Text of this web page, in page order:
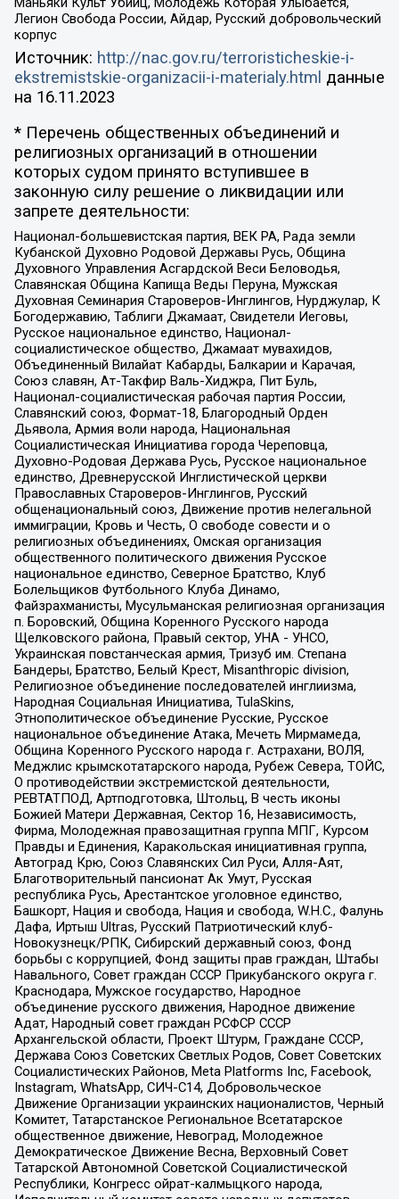
Легион Свобода России, Айдар, Русский добровольческий
корпус
Источник: http://nac.gov.ru/terroristicheskie-i-
ekstremistskie-organizacii-i-materialy.html данные
на 16.11.2023
* Перечень общественных объединений и
религиозных организаций в отношении
которых судом принято вступившее в
законную силу решение о ликвидации или
запрете деятельности:
Национал-большевистская партия, ВЕК РА, Рада земли
Кубанской Духовно Родовой Державы Русь, Община
Духовного Управления Асгардской Веси Беловодья,
Славянская Община Капища Веды Перуна, Мужская
Духовная Семинария Староверов-Инглингов, Нурджулар, К
Богодержавию, Таблиги Джамаат, Свидетели Иеговы,
Русское национальное единство, Национал-
социалистическое общество, Джамаат мувахидов,
Объединенный Вилайат Кабарды, Балкарии и Карачая,
Союз славян, Ат-Такфир Валь-Хиджра, Пит Буль,
Национал-социалистическая рабочая партия России,
Славянский союз, Формат-18, Благородный Орден
Дьявола, Армия воли народа, Национальная
Социалистическая Инициатива города Череповца,
Духовно-Родовая Держава Русь, Русское национальное
единство, Древнерусской Инглистической церкви
Православных Староверов-Инглингов, Русский
общенациональный союз, Движение против нелегальной
иммиграции, Кровь и Честь, О свободе совести и о
религиозных объединениях, Омская организация
общественного политического движения Русское
национальное единство, Северное Братство, Клуб
Болельщиков Футбольного Клуба Динамо,
Файзрахманисты, Мусульманская религиозная организация
п. Боровский, Община Коренного Русского народа
Щелковского района, Правый сектор, УНА - УНСО,
Украинская повстанческая армия, Тризуб им. Степана
Бандеры, Братство, Белый Крест, Misanthropic division,
Религиозное объединение последователей инглиизма,
Народная Социальная Инициатива, TulaSkins,
Этнополитическое объединение Русские, Русское
национальное объединение Атака, Мечеть Мирмамеда,
Община Коренного Русского народа г. Астрахани, ВОЛЯ,
Меджлис крымскотатарского народа, Рубеж Севера, ТОЙС,
О противодействии экстремистской деятельности,
РЕВТАТПОД, Артподготовка, Штольц, В честь иконы
Божией Матери Державная, Сектор 16, Независимость,
Фирма, Молодежная правозащитная группа МПГ, Курсом
Правды и Единения, Каракольская инициативная группа,
Автоград Крю, Союз Славянских Сил Руси, Алля-Аят,
Благотворительный пансионат Ак Умут, Русская
республика Русь, Арестантское уголовное единство,
Башкорт, Нация и свобода, Нация и свобода, W.H.С., Фалунь
Дафа, Иртыш Ultras, Русский Патриотический клуб-
Новокузнецк/РПК, Сибирский державный союз, Фонд
борьбы с коррупцией, Фонд защиты прав граждан, Штабы
Навального, Совет граждан СССР Прикубанского округа г.
Краснодара, Мужское государство, Народное
объединение русского движения, Народное движение
Адат, Народный совет граждан РСФСР СССР
Архангельской области, Проект Штурм, Граждане СССР,
Держава Союз Советских Светлых Родов, Совет Советских
Социалистических Районов, Meta Platforms Inc, Facebook,
Instagram, WhatsApp, СИЧ-С14, Добровольческое
Движение Организации украинских националистов, Черный
Комитет, Татарстанское Региональное Всетатарское
общественное движение, Невоград, Молодежное
Демократическое Движение Весна, Верховный Совет
Татарской Автономной Советской Социалистической
Республики, Конгресс ойрат-калмыцкого народа,